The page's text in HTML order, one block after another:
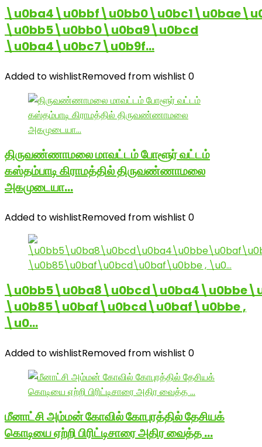
\u0bb5\u0bb0\u0ba9\u0bcd
\u0ba4\u0bc7\u0b9f…
Added to wishlistRemoved from wishlist 0
திருவண்ணாமலை மாவட்டம் போளூர் வட்டம்
கஸ்தம்பாடி கிராமத்தில் திருவண்ணாமலை
அகமுடையா…
Added to wishlistRemoved from wishlist 0
\u0b85\u0baf\u0bcd\u0baf\u0bbe ,
\u0…
Added to wishlistRemoved from wishlist 0
மீனாட்சி அம்மன் கோவில் கோபுரத்தில் தேசியக்
கொடியை ஏற்றி பிரிட்டிசாரை அதிர வைத்த …